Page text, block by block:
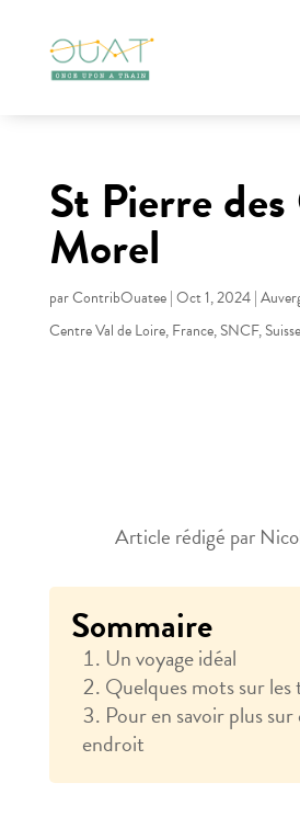
St Pierre
Morel
parContribOuatee|Oct 1, 2024|
Centre Val de Loire,France,SNCF,Suisse
Article rédigé par
Sommaire
Un voyage idéal
Quelques mots sur les
Pour en savoir plus
endroit